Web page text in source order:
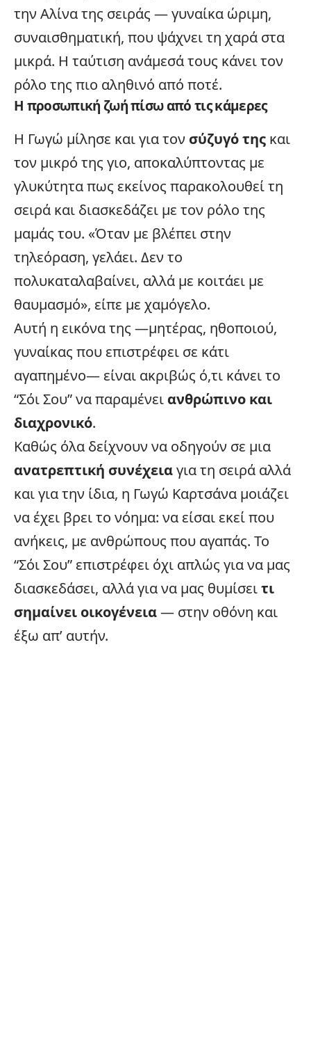
την Αλίνα της σειράς — γυναίκα ώριμη,
συναισθηματική, που ψάχνει τη χαρά στα
μικρά. Η ταύτιση ανάμεσά τους κάνει τον
ρόλο της πιο αληθινό από ποτέ.
Η προσωπική ζωή πίσω από τις κάμερες
Η Γωγώ μίλησε και για τον σύζυγό της και
τον μικρό της γιο, αποκαλύπτοντας με
γλυκύτητα πως εκείνος παρακολουθεί τη
σειρά και διασκεδάζει με τον ρόλο της
μαμάς του. «Όταν με βλέπει στην
τηλεόραση, γελάει. Δεν το
πολυκαταλαβαίνει, αλλά με κοιτάει με
θαυμασμό», είπε με χαμόγελο.
Αυτή η εικόνα της —μητέρας, ηθοποιού,
γυναίκας που επιστρέφει σε κάτι
αγαπημένο— είναι ακριβώς ό,τι κάνει το
“Σόι Σου” να παραμένει ανθρώπινο και
διαχρονικό.
Καθώς όλα δείχνουν να οδηγούν σε μια
ανατρεπτική συνέχειαγια τη σειρά αλλά
και για την ίδια, η Γωγώ Καρτσάνα μοιάζει
να έχει βρει το νόημα: να είσαι εκεί που
ανήκεις, με ανθρώπους που αγαπάς. Το
“Σόι Σου” επιστρέφει όχι απλώς για να μας
διασκεδάσει, αλλά για να μας θυμίσειτι
σημαίνει οικογένεια— στην οθόνη και
έξω απ’ αυτήν.